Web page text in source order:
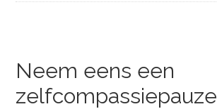
Neem eens een
zelfcompassiepauze